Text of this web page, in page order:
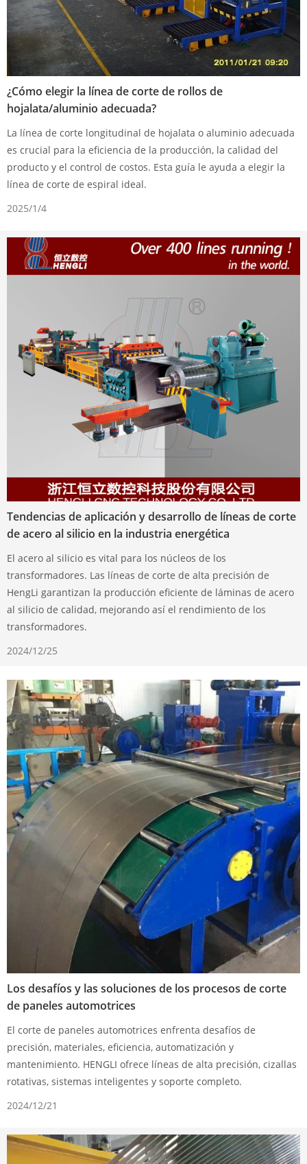
¿Cómo elegir la línea de corte de rollos de
hojalata/aluminio adecuada?
La línea de corte longitudinal de hojalata o aluminio adecuada
es crucial para la eficiencia de la producción, la calidad del
producto y el control de costos. Esta guía le ayuda a elegir la
línea de corte de espiral ideal.
2025/1/4
Tendencias de aplicación y desarrollo de líneas de corte
de acero al silicio en la industria energética
El acero al silicio es vital para los núcleos de los
transformadores. Las líneas de corte de alta precisión de
HengLi garantizan la producción eficiente de láminas de acero
al silicio de calidad, mejorando así el rendimiento de los
transformadores.
2024/12/25
Los desafíos y las soluciones de los procesos de corte
de paneles automotrices
El corte de paneles automotrices enfrenta desafíos de
precisión, materiales, eficiencia, automatización y
mantenimiento. HENGLI ofrece líneas de alta precisión, cizallas
rotativas, sistemas inteligentes y soporte completo.
2024/12/21